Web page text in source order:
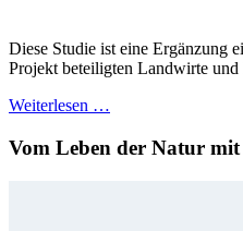
Diese Studie ist eine Ergänzung
Projekt beteiligten Landwirte
Weiterlesen …
Vom Leben der Natur